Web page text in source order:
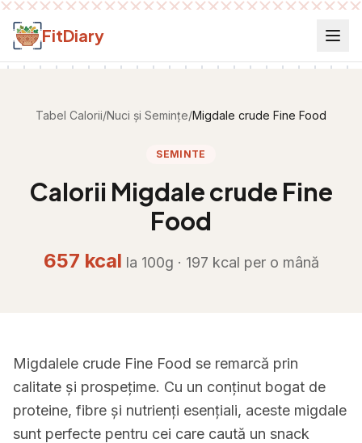
Salt la conținut
FitDiary
Tabel Calorii/Nuci și Semințe/Migdale crude Fine Food
SEMINTE
Calorii Migdale crude Fine
Food
657 kcal la 100g · 197 kcal per o mână
Migdalele crude Fine Food se remarcă prin
calitate și prospețime. Cu un conținut bogat de
proteine, fibre și nutrienți esențiali, aceste migdale
sunt perfecte pentru cei care caută un snack